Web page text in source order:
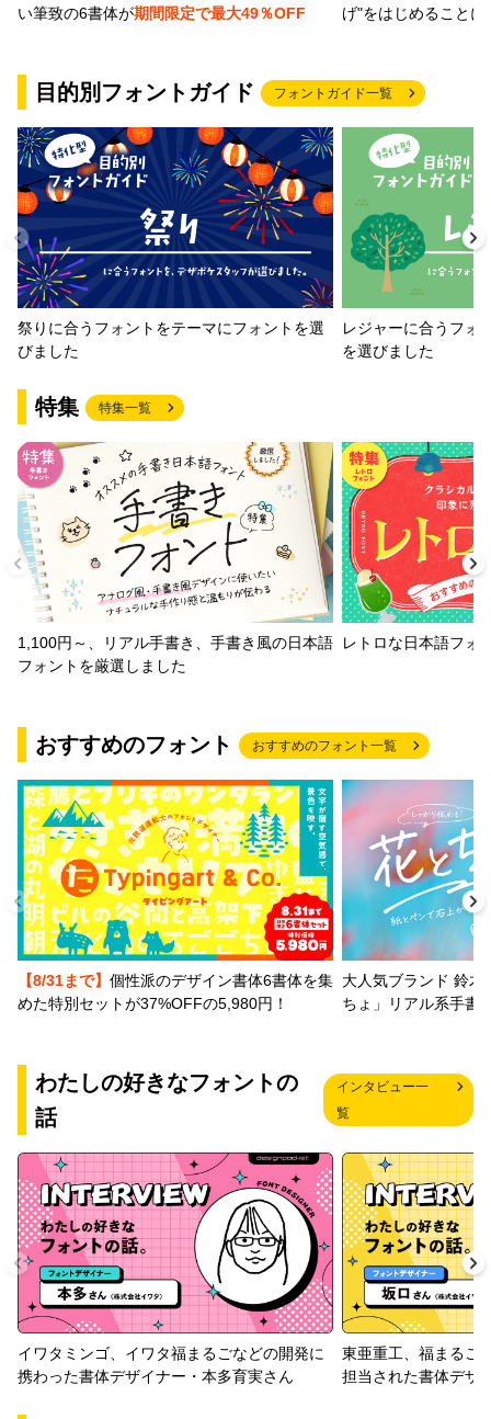
い筆致の6書体が期間限定で最大49％OFF げ"をはじめること
目的別フォントガイド フォントガイド一覧
祭りに合うフォントをテーマにフォントを選
びました
レジャーに合うフォ
を選びました
特集 特集一覧
1,100円～、リアル手書き、手書き風の日本語
フォントを厳選しました
レトロな日本語フォ
おすすめのフォント おすすめのフォント一覧
【8/31まで】 個性派のデザイン書体6書体を集
めた特別セットが37%OFFの5,980円！
大人気ブランド 鈴木
ちょ」リアル系手書
わたしの好きなフォントの
話
インタビュー一
覧
イワタミンゴ、イワタ福まるごなどの開発に
携わった書体デザイナー・本多育実さん
東亜重工、福まるご
担当された書体デザ